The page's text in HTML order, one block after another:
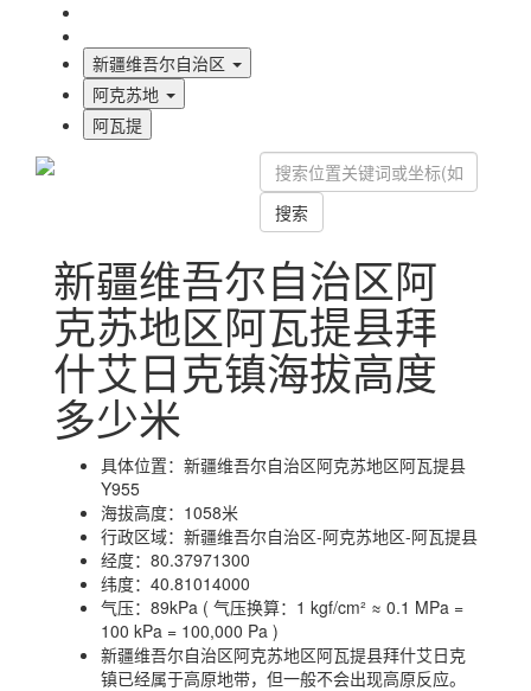
新疆维吾尔自治区
阿克苏地
阿瓦提
搜索
新疆维吾尔自治区阿
克苏地区阿瓦提县拜
什艾日克镇海拔高度
多少米
具体位置： 新疆维吾尔自治区阿克苏地区阿瓦提县
Y955
海拔高度： 1058米
行政区域： 新疆维吾尔自治区-阿克苏地区-阿瓦提县
经度： 80.37971300
纬度： 40.81014000
气压： 89kPa ( 气压换算：1 kgf/cm² ≈ 0.1 MPa =
100 kPa = 100,000 Pa )
新疆维吾尔自治区阿克苏地区阿瓦提县拜什艾日克
镇已经属于高原地带，但一般不会出现高原反应。